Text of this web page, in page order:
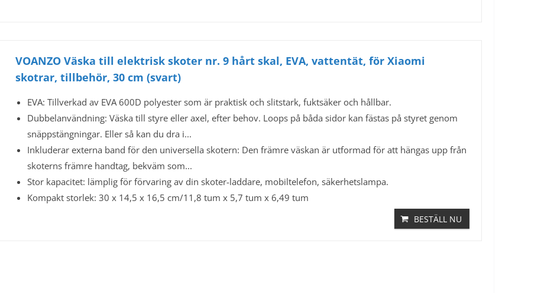
VOANZO Väska till elektrisk skoter nr. 9 hårt skal, EVA, vattentät, för Xiaomi
skotrar, tillbehör, 30 cm (svart)
EVA: Tillverkad av EVA 600D polyester som är praktisk och slitstark, fuktsäker och hållbar.
Dubbelanvändning: Väska till styre eller axel, efter behov. Loops på båda sidor kan fästas på styret genom
snäppstängningar. Eller så kan du dra i...
Inkluderar externa band för den universella skotern: Den främre väskan är utformad för att hängas upp från
skoterns främre handtag, bekväm som...
Stor kapacitet: lämplig för förvaring av din skoter-laddare, mobiltelefon, säkerhetslampa.
Kompakt storlek: 30 x 14,5 x 16,5 cm/11,8 tum x 5,7 tum x 6,49 tum
BESTÄLL NU